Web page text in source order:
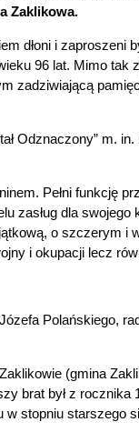
Zaklikowa.
dłoni i zaproszeni
96 lat. Mimo
zadziwiającą
m.
Pełni funkcję
dla
o szczerym
i okupacji lecz
Polańskiego,
(gmina
brat był z
stopniu starszego